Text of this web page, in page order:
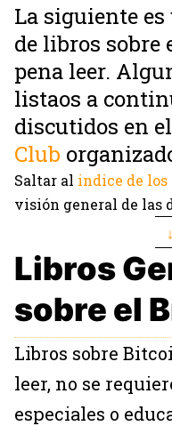
La siguiente
de libros sobre
pena leer.
listaos a
discutidos en el
Club
Saltar al indice de
visión general de las
Libros
sobre el
Libros sobre
leer, no se
especiales o